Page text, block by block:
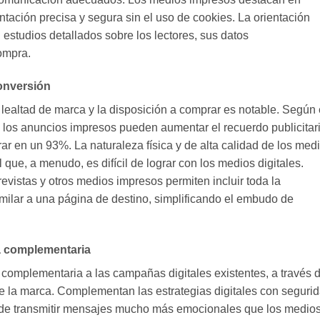
precisa y segura sin el uso de cookies. La orientación
detallados sobre los lectores, sus datos
de marca y la disposición a comprar es notable. Según
anuncios impresos pueden aumentar el recuerdo
en un 93%. La naturaleza física y de alta calidad de los
a menudo, es difícil de lograr con los medios digitales.
y otros medios impresos permiten incluir toda la
a una página de destino, simplificando el embudo de
a las campañas digitales existentes, a través
la marca. Complementan las estrategias digitales con
transmitir mensajes mucho más emocionales que los